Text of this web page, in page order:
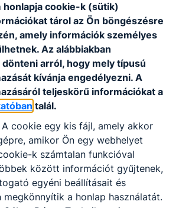
honlapja cookie-k (sütik)
tárol az Ön böngészésre
amely információk személyes
Az alábbiakban
arról, hogy mely típusú
kívánja engedélyezni. A
teljeskörű információkat a
talál.
cookie egy kis fájl, amely akkor
amikor Ön egy webhelyet
k számtalan funkcióval
között információt gyűjtenek,
egyéni beállításait és
megkönnyítik a honlap használatát.